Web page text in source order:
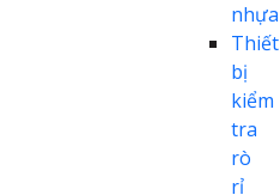
nhựa
Thiết
bị
kiểm
tra
rò
rỉ